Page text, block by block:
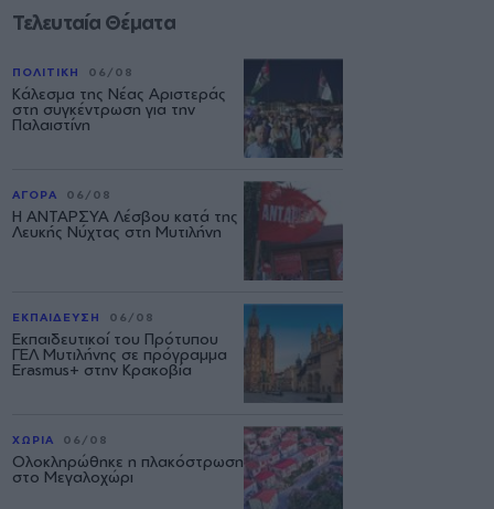
Τελευταία Θέματα
ΠΟΛΙΤΙΚΗ 06/08
Κάλεσμα της Νέας Αριστεράς
στη συγκέντρωση για την
Παλαιστίνη
ΑΓΟΡΑ 06/08
Η ΑΝΤΑΡΣΥΑ Λέσβου κατά της
Λευκής Νύχτας στη Μυτιλήνη
ΕΚΠΑΙΔΕΥΣΗ 06/08
Εκπαιδευτικοί του Πρότυπου
ΓΕΛ Μυτιλήνης σε πρόγραμμα
Erasmus+ στην Κρακοβία
ΧΩΡΙΑ 06/08
Ολοκληρώθηκε η πλακόστρωση
στο Μεγαλοχώρι